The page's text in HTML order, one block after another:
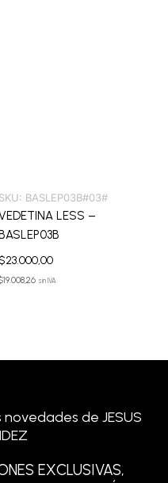
SKU: BASLEP03B#03#
LESS –
BASLEP03B
$23.000,00
19.008,26 sin IVA
de JESUS
EXCLUSIVAS,